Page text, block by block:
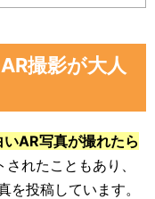
撮影が大人
いAR写真が撮れたら
されたこともあり、
を投稿しています。